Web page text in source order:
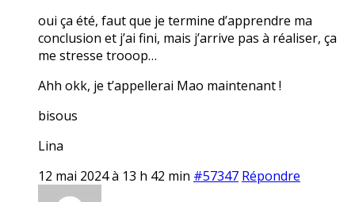
oui ça été, faut que je termine d’apprendre ma
conclusion et j’ai fini, mais j’arrive pas à réaliser, ça
me stresse trooop…
Ahh okk, je t’appellerai Mao maintenant !
bisous
Lina
12 mai 2024 à 13 h 42 min #57347 Répondre